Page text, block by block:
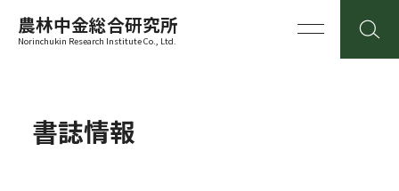
農林中金総合研究所
Norinchukin Research Institute Co., Ltd.
書誌情報